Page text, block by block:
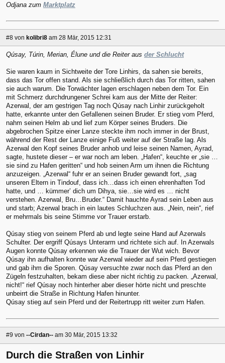
Odjana zum Marktplatz
#8 von kolibri8 am 28 Mär, 2015 12:31
Qúsay, Túrin, Merian, Élune und die Reiter aus der Schlucht
Sie waren kaum in Sichtweite der Tore Linhirs, da sahen sie bereits,
dass das Tor offen stand. Als sie schließlich durch das Tor ritten, sahen
sie auch warum. Die Torwächter lagen erschlagen neben dem Tor. Ein
mit Schmerz durchdrungener Schrei kam aus der Mitte der Reiter:
Azerwal, der am gestrigen Tag noch Qúsay nach Linhir zurückgeholt
hatte, erkannte unter den Gefallenen seinen Bruder. Er stieg vom Pferd,
nahm seinen Helm ab und lief zum Körper seines Bruders. Die
abgebrochen Spitze einer Lanze steckte ihm noch immer in der Brust,
während der Rest der Lanze einige Fuß weiter auf der Straße lag. Als
Azerwal den Kopf seines Bruder anhob und leise seinen Namen, Ayrad,
sagte, hustete dieser – er war noch am leben. „Hafen“, keuchte er „sie …
sie sind zu Hafen geritten“ und hob seinen Arm um ihnen die Richtung
anzuzeigen. „Azerwal“ fuhr er an seinen Bruder gewandt fort, „sag
unseren Eltern in Tindouf, dass ich…dass ich einen ehrenhaften Tod
hatte, und … kümmer’ dich um Dihya, sie…sie wird es … nicht
verstehen. Azerwal, Bru…Bruder.“ Damit hauchte Ayrad sein Leben aus
und starb; Azerwal brach in ein lautes Schluchzen aus. „Nein, nein“, rief
er mehrmals bis seine Stimme vor Trauer erstarb.
Qúsay stieg von seinem Pferd ab und legte seine Hand auf Azerwals
Schulter. Der ergriff Qúsays Unterarm und richtete sich auf. In Azerwals
Augen konnte Qúsay erkennen wie die Trauer der Wut wich. Bevor
Qúsay ihn aufhalten konnte war Azerwal wieder auf sein Pferd gestiegen
und gab ihm die Sporen. Qúsay versuchte zwar noch das Pferd an den
Zügeln festzuhalten, bekam diese aber nicht richtig zu packen. „Azerwal,
nicht!“ rief Qúsay noch hinterher aber dieser hörte nicht und preschte
unbeirrt die Straße in Richtung Hafen hinunter.
Qúsay stieg auf sein Pferd und der Reitertrupp ritt weiter zum Hafen.
#9 von --Cirdan-- am 30 Mär, 2015 13:32
Durch die Straßen von Linhir